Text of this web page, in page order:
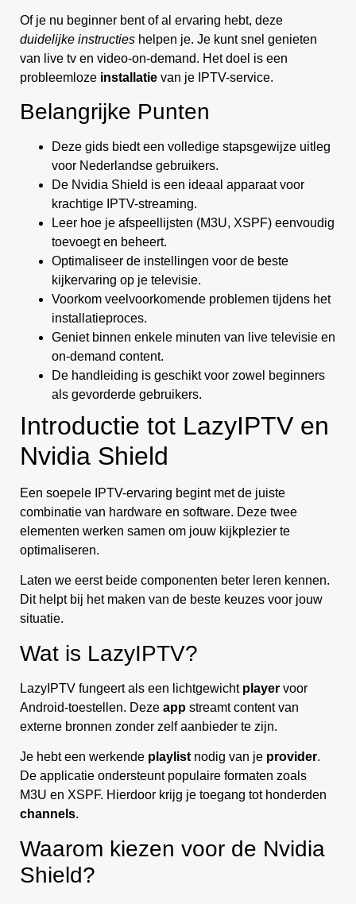
Of je nu beginner bent of al ervaring hebt, deze
duidelijke instructies helpen je. Je kunt snel genieten
van live tv en video-on-demand. Het doel is een
probleemloze installatie van je IPTV-service.
Belangrijke Punten
Deze gids biedt een volledige stapsgewijze uitleg
voor Nederlandse gebruikers.
De Nvidia Shield is een ideaal apparaat voor
krachtige IPTV-streaming.
Leer hoe je afspeellijsten (M3U, XSPF) eenvoudig
toevoegt en beheert.
Optimaliseer de instellingen voor de beste
kijkervaring op je televisie.
Voorkom veelvoorkomende problemen tijdens het
installatieproces.
Geniet binnen enkele minuten van live televisie en
on-demand content.
De handleiding is geschikt voor zowel beginners
als gevorderde gebruikers.
Introductie tot LazyIPTV en
Nvidia Shield
Een soepele IPTV-ervaring begint met de juiste
combinatie van hardware en software. Deze twee
elementen werken samen om jouw kijkplezier te
optimaliseren.
Laten we eerst beide componenten beter leren kennen.
Dit helpt bij het maken van de beste keuzes voor jouw
situatie.
Wat is LazyIPTV?
LazyIPTV fungeert als een lichtgewicht player voor
Android-toestellen. Deze app streamt content van
externe bronnen zonder zelf aanbieder te zijn.
Je hebt een werkende playlist nodig van je provider.
De applicatie ondersteunt populaire formaten zoals
M3U en XSPF. Hierdoor krijg je toegang tot honderden
channels.
Waarom kiezen voor de Nvidia
Shield?